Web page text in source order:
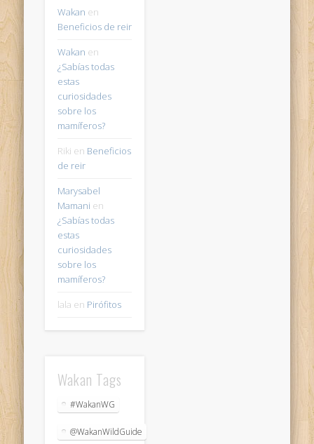
Wakan en
Beneficios de reir
Wakan en
¿Sabías todas
estas
curiosidades
sobre los
mamíferos?
Riki en Beneficios
de reir
Marysabel
Mamani en
¿Sabías todas
estas
curiosidades
sobre los
mamíferos?
lala en Pirófitos
Wakan Tags
#WakanWG
@WakanWildGuide